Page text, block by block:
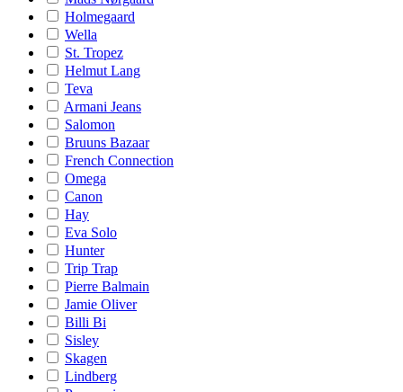
Holmegaard
Wella
St. Tropez
Helmut Lang
Teva
Armani Jeans
Salomon
Bruuns Bazaar
French Connection
Omega
Canon
Hay
Eva Solo
Hunter
Trip Trap
Pierre Balmain
Jamie Oliver
Billi Bi
Sisley
Skagen
Lindberg